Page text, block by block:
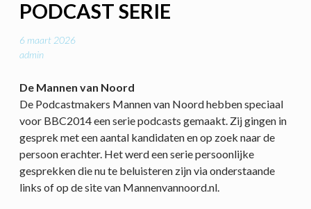
PODCAST SERIE
6 maart 2026
admin
De Mannen van Noord
De Podcastmakers Mannen van Noord hebben speciaal
voor BBC2014 een serie podcasts gemaakt. Zij gingen in
gesprek met een aantal kandidaten en op zoek naar de
persoon erachter. Het werd een serie persoonlijke
gesprekken die nu te beluisteren zijn via onderstaande
links of op de site van Mannenvannoord.nl.